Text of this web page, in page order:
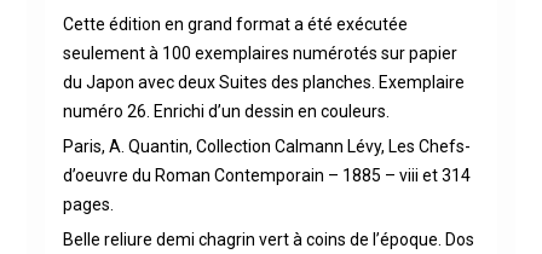
Cette édition en grand format a été exécutée
seulement à 100 exemplaires numérotés sur papier
du Japon avec deux Suites des planches. Exemplaire
numéro 26. Enrichi d’un dessin en couleurs.
Paris, A. Quantin, Collection Calmann Lévy, Les Chefs-
d’oeuvre du Roman Contemporain – 1885 – viii et 314
pages.
Belle reliure demi chagrin vert à coins de l’époque. Dos